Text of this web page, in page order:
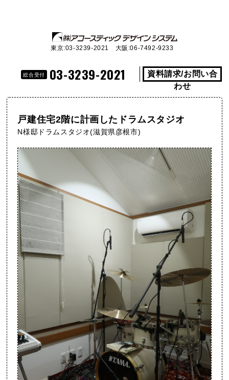
東京:03-3239-2021 大阪:06-7492-9233
総合受付 03-3239-2021
資料請求/お問い合
わせ
戸建住宅2階に計画したドラムスタジオ
N様邸ドラムスタジオ(滋賀県彦根市)